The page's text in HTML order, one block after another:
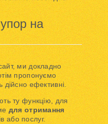
на
ми докладно
пропонуємо
дійсно ефективні.
ту функцію, для
для отримання
або послуг.